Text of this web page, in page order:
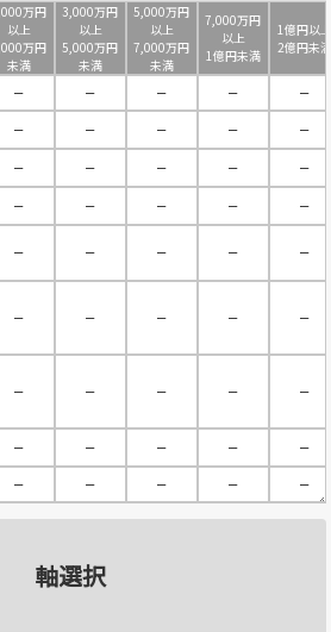
万円
以上
万円
未満
3,000万円
以上
5,000万円
未満
5,000万円
以上
7,000万円
未満
7,000万円
以上
1億円未満
1億円以上
2億円未満
－ － － －
－
－ － － －
－
－ － － －
－
－ － － －
－
－ － － － －
－ － － － －
－ － － － －
－ － － － －
－ － － － －
軸選択